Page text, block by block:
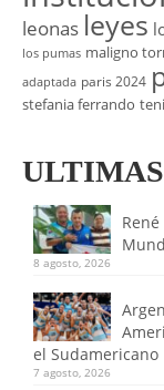
leonas leyes
los pumas maligno
adaptada paris 2024
stefania ferrando
8 agosto, 2026
el Sudamericano
7 agosto, 2026